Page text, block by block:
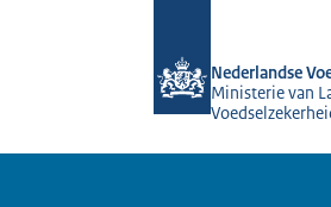
Nederlandse
Ministerie van